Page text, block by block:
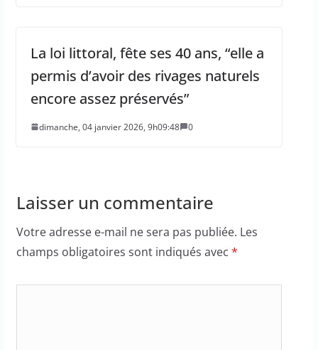
La loi littoral, fête ses 40 ans, “elle a
permis d’avoir des rivages naturels
encore assez préservés”
dimanche, 04 janvier 2026, 9h09:48 0
Laisser un commentaire
Votre adresse e-mail ne sera pas publiée. Les
champs obligatoires sont indiqués avec *